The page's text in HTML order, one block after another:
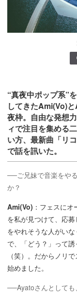
“真夜中ポップ系”
してきたAmi(Vo)
夜枠。自由な発想
ィで注目を集める
い方、最新曲「リ
で話を訊いた。
──ご兄妹で音楽をや
か？
Ami(Vo) ：フェスに
を私が見つけて、応
をやれそうな人がい
で、「どう？」って
（笑）。だからノリ
始めました。
──Ayatoさんとしても